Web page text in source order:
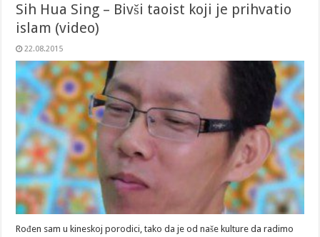
Sih Hua Sing – Bivši taoist koji je prihvatio
islam (video)
22.08.2015
Rođen sam u kineskoj porodici, tako da je od naše kulture da radimo